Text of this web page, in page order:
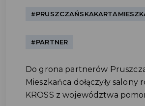
#PARTNER
Do grona partnerów
Mieszkańca dołączyły salony
KROSS z województwa